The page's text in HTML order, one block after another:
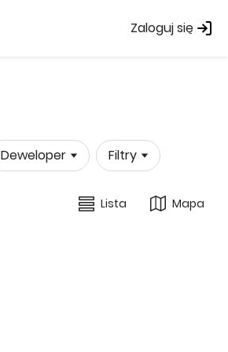
Zaloguj się
Deweloper Filtry
Lista Mapa